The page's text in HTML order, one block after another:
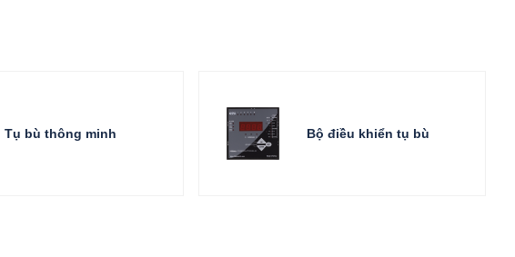
Tụ bù thông minh Bộ điều khiển tụ bù